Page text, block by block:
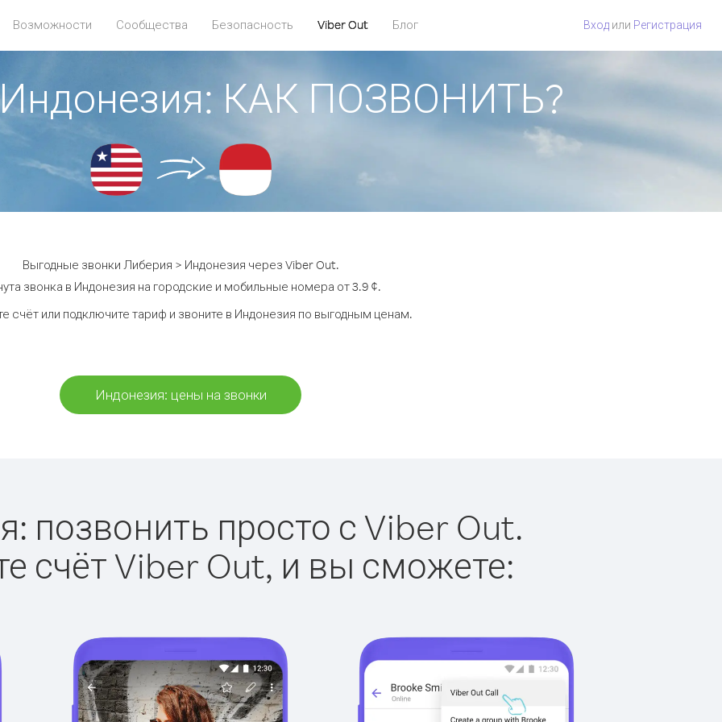
Возможности Сообщества Безопасность Viber Out Блог Вход или Регистрация
КАК ПОЗВОНИТЬ?
Выгодные звонки Либерия > Индонезия через Viber Out.
звонка в Индонезия на городские и мобильные номера от 3.9 ¢.
счёт или подключите тариф и звоните в Индонезия по выгодным ценам.
Индонезия: цены на звонки
позвонить просто с Viber Out.
счёт Viber Out, и вы сможете: